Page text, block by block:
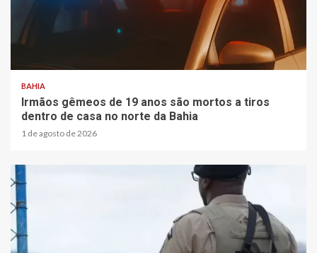
BAHIA
Irmãos gêmeos de 19 anos são mortos a tiros
dentro de casa no norte da Bahia
1 de agosto de 2026